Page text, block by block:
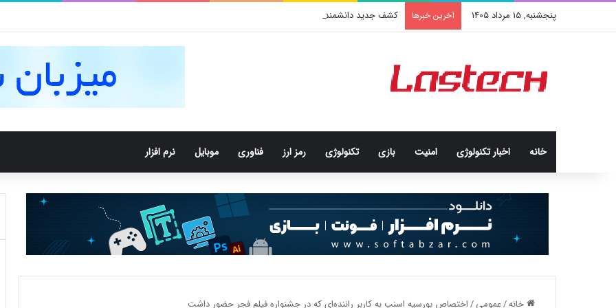
پنجشنبه, 15 مرداد 1405 آخرین خبرها کشف جدید دانشمندان: برخی باکتری‌های دهان می‌توانند خطر ابتلا به آلزایمر را افزایش دهند
خانه اخبار تکنولوژی امنيت بازی تکنولوژی رمز ارز فناوری موبایل نرم افزار
خانه/عمومی/اختصاص بورسیه اسنپ به کاربر راننده‌ای که در جشنواره فیلم فجر حضور داشت